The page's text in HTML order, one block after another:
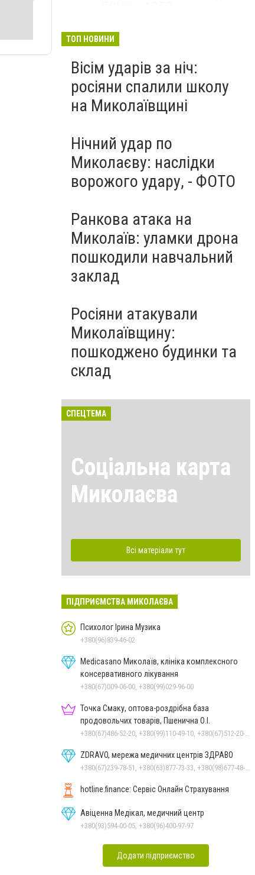
Смертельна ДТП за участі
Миколаєва: один загиблий
та поранена, - ФОТО
11:00
ТОП НОВИНИ
Вісім ударів за ніч:
росіяни спалили школу
на Миколаївщині
Нічний удар по
Миколаєву: наслідки
ворожого удару, - ФОТО
Ранкова атака на
Миколаїв: уламки дрона
пошкодили навчальний
заклад
Росіяни атакували
Миколаївщину:
пошкоджено будинки та
склад
СПЕЦТЕМА
Соціальна карта
Миколаєва
Всі матеріали тут
ПІДПРИЄМСТВА МИКОЛАЄВА
Психолог Ірина Музика
+380(96)839-46-02
Medicasano Миколаїв, клініка комплексного
консервативного лікування
+380(67)009-06-00, +380(99)029-96-00
Точка Смаку, оптова-роздрібна база
продовольчих товарів, Пшенична О.І.
ZDRAVO, мережа медичних центрів ЗДРАВО
hotline.finance: Сервіс Онлайн Страхування
Авіценна Медікал, медичний центр
+380(93)594-00-05, +380(96)400-97-97
Додати підприємство